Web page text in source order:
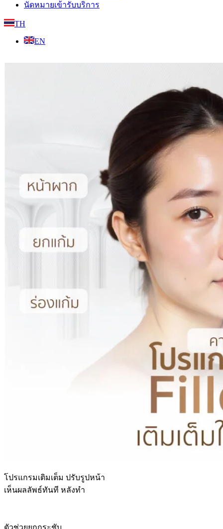
นัดหมายเข้ารับบริการ
TH
EN
โปรแกรมเติมเต็ม ปรับรูปหน้า
เห็นผลลัพธ์ทันที หลังทำ
ตัวช่วยยกกระชับ